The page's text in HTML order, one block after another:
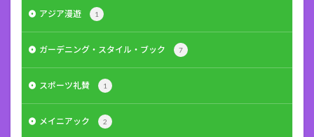
アジア漫遊 1
ガーデニング・スタイル・ブック 7
スポーツ礼賛 1
メイニアック 2